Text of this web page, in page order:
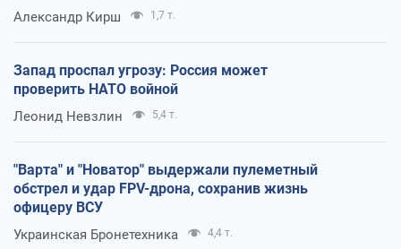
Александр Кирш 1,7 т.
Запад проспал угрозу: Россия может
проверить НАТО войной
Леонид Невзлин 5,4 т.
"Варта" и "Новатор" выдержали пулеметный
обстрел и удар FPV-дрона, сохранив жизнь
офицеру ВСУ
Украинская Бронетехника 4,4 т.